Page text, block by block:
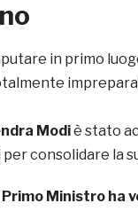
in primo
Modiè stato
consolidare la
Primo Ministro ha